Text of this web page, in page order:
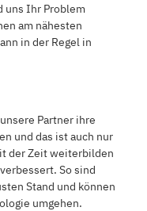
uns Ihr Problem
am nähesten
in der Regel in
Partner ihre
und das ist auch nur
der Zeit weiterbilden
So sind
Stand und können
umgehen.